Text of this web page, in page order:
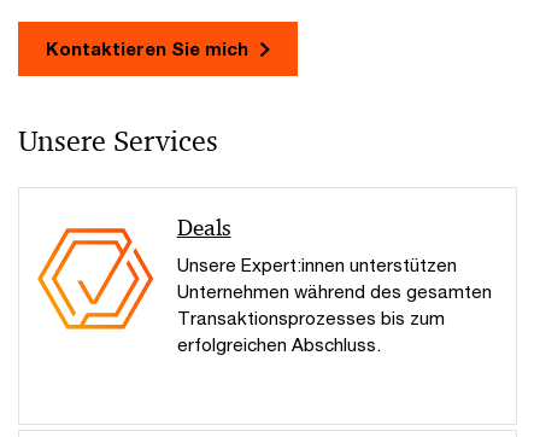
Kontaktieren Sie mich
Unsere Services
Deals
Unsere Expert:innen unterstützen
Unternehmen während des gesamten
Transaktionsprozesses bis zum
erfolgreichen Abschluss.